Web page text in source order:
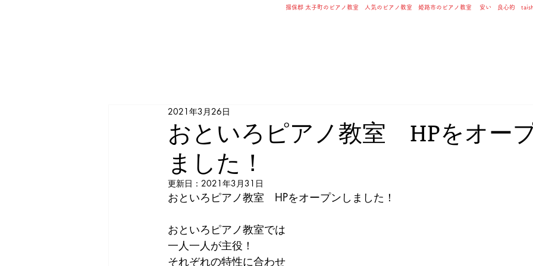
揖保郡 太子町のピアノ教室 人気のピアノ教室 姫路市のピアノ教室 安い 良心的
おといろピアノ教室 HPをオー
ました！
2021年3月26日
更新日： 2021年3月31日
おといろピアノ教室　HPをオープンしました！
おといろピアノ教室では
一人一人が主役！
それぞれの特性に合わせ